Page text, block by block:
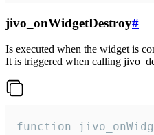
jivo_onWidgetDestroy#
Is executed when the widget is
It is triggered when calling
function